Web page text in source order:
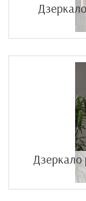
Дзеркало